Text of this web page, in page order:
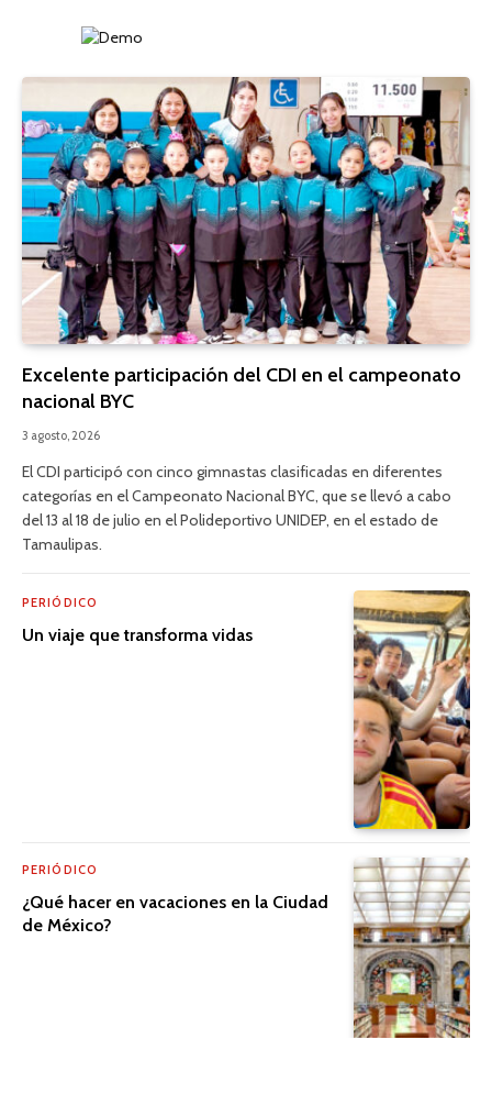
Excelente participación del CDI en el campeonato
nacional BYC
3 agosto, 2026
El CDI participó con cinco gimnastas clasificadas en diferentes
categorías en el Campeonato Nacional BYC, que se llevó a cabo
del 13 al 18 de julio en el Polideportivo UNIDEP, en el estado de
Tamaulipas.
PERIÓDICO
Un viaje que transforma vidas
PERIÓDICO
¿Qué hacer en vacaciones en la Ciudad
de México?